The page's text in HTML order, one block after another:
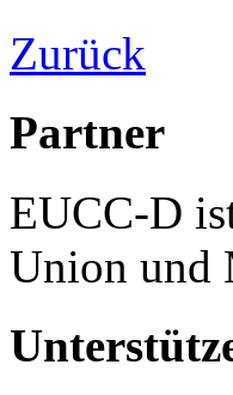
Zurück
Partner
EUCC-D
Union und